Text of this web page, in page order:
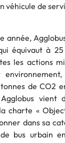
véhicule de
année,
équivaut à
les actions
de CO2
vient
charte «
dans sa
bus urbain